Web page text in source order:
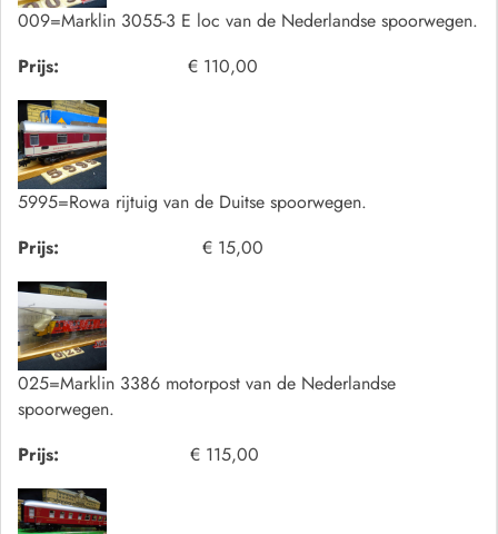
009=Marklin 3055-3 E loc van de Nederlandse spoorwegen.
Prijs:
€ 110,00
5995=Rowa rijtuig van de Duitse spoorwegen.
Prijs:
€ 15,00
025=Marklin 3386 motorpost van de Nederlandse
spoorwegen.
Prijs:
€ 115,00